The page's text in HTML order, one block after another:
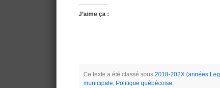
J’aime ça :
Ce texte a été classé sous 2018-202X (années
municipale, Politique québécoise.